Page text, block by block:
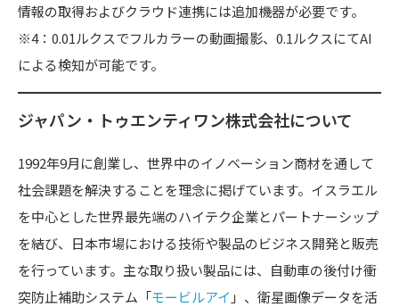
情報の取得およびクラウド連携には追加機器が必要です。
※4：0.01ルクスでフルカラーの動画撮影、0.1ルクスにてAI
による検知が可能です。
ジャパン・トゥエンティワン株式会社について
1992年9月に創業し、世界中のイノベーション商材を通して
社会課題を解決することを理念に掲げています。イスラエル
を中心とした世界最先端のハイテク企業とパートナーシップ
を結び、日本市場における技術や製品のビジネス開発と販売
を行っています。主な取り扱い製品には、自動車の後付け衝
突防止補助システム「モービルアイ 」、衛星画像データを活